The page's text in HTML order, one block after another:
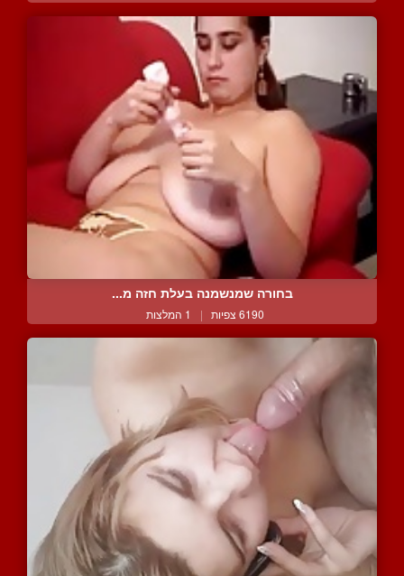
בחורה שמנשמנה בעלת חזה מ...
6190 צפיות | 1 המלצות